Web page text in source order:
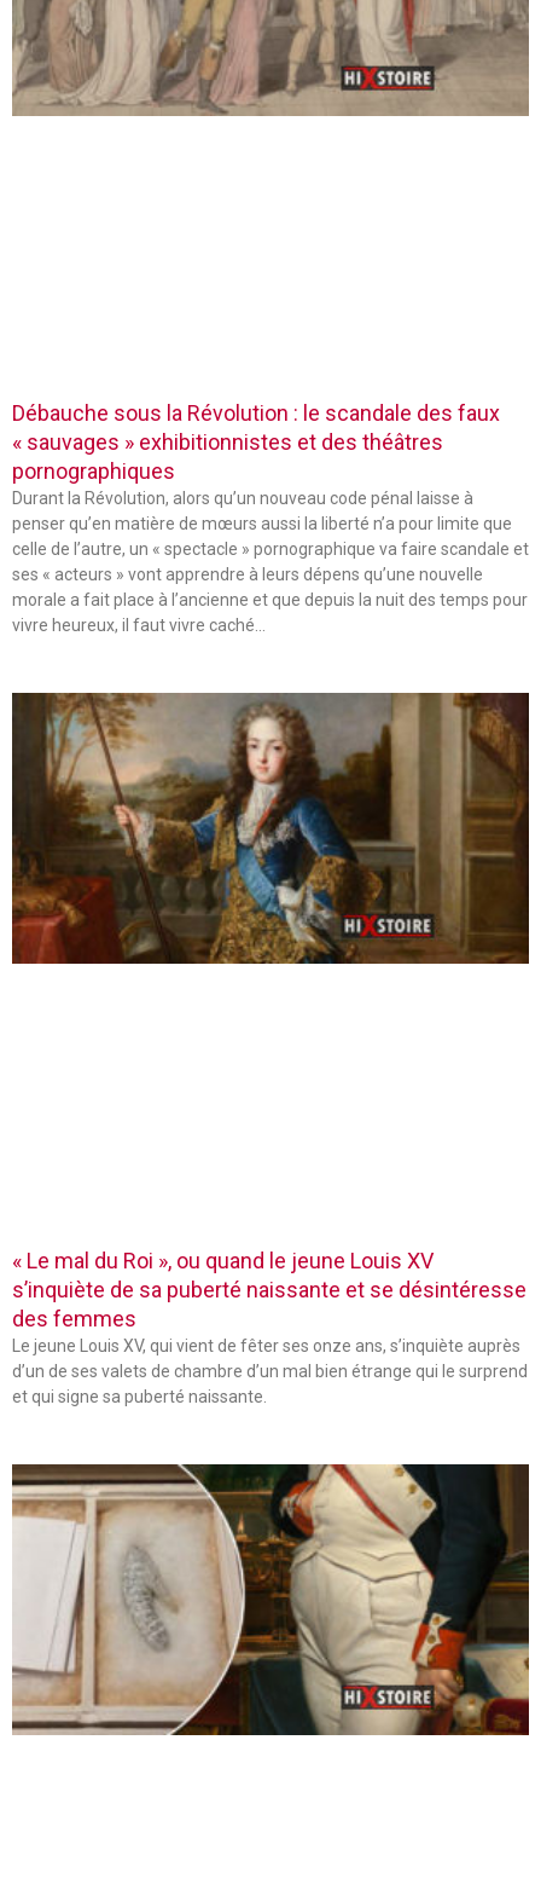
Débauche sous la Révolution : le scandale des faux
« sauvages » exhibitionnistes et des théâtres
pornographiques
Durant la Révolution, alors qu’un nouveau code pénal laisse à
penser qu’en matière de mœurs aussi la liberté n’a pour limite que
celle de l’autre, un « spectacle » pornographique va faire scandale et
ses « acteurs » vont apprendre à leurs dépens qu’une nouvelle
morale a fait place à l’ancienne et que depuis la nuit des temps pour
vivre heureux, il faut vivre caché…
« Le mal du Roi », ou quand le jeune Louis XV
s’inquiète de sa puberté naissante et se désintéresse
des femmes
Le jeune Louis XV, qui vient de fêter ses onze ans, s’inquiète auprès
d’un de ses valets de chambre d’un mal bien étrange qui le surprend
et qui signe sa puberté naissante.